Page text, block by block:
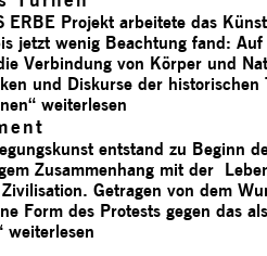
ERBE Projekt arbeitete das
jetzt wenig Beachtung fand:
Verbindung von Körper und
und Diskurse der
weiterlesen
entstand zu Beginn
Zusammenhang mit der
Getragen von dem
Form des Protests gegen das
weiterlesen